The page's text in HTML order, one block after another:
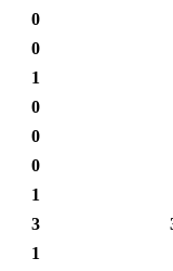
0
0
1
0
0
0
1
3
1